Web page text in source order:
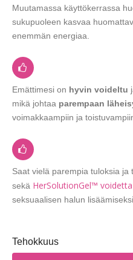
Muutamassa käyttökerrassa
sukupuoleen kasvaa
enemmän energiaa.
Emättimesi on hyvin voideltu
mikä johtaa parempaan
voimakkaampiin ja
Saat vielä parempia tuloksia
sekä HerSolutionGel™ voidetta
seksuaalisen halun
Tehokkuus